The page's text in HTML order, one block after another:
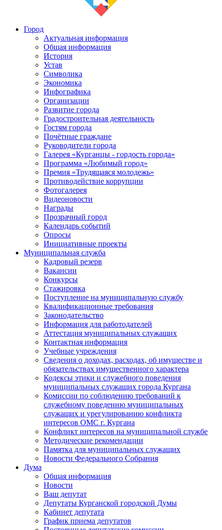
Город
Актуальная информация
Общая информация
История
Устав
Символика
Экономика
Инфографика
Организации
Развитие города
Градостроительная деятельность
Гостям города
Почётные граждане
Руководители города
Галерея «Курганцы - гордость города»
Программа «Любимый город»
Премия «Трудящаяся молодежь»
Противодействие коррупции
Фотогалерея
Видеоновости
Награды
Прозрачный город
Календарь событий
Опросы
Инициативные проекты
Муниципальная служба
Кадровый резерв
Вакансии
Конкурсы
Стажировка
Поступление на муниципальную службу
Квалификационные требования
Законодательство
Информация для работодателей
Аттестация муниципальных служащих
Контактная информация
Учебные учреждения
Сведения о доходах, расходах, об имуществе и
обязательствах имущественного характера
Кодексы этики и служебного поведения
муниципальных служащих города Кургана
Комиссии по соблюдению требований к
служебному поведению муниципальных
служащих и урегулированию конфликта
интересов ОМС г. Кургана
Конфликт интересов на муниципальной службе
Методические рекомендации
Памятка для муниципальных служащих
Новости Федерального Cобрания
Дума
Общая информация
Новости
Ваш депутат
Депутаты Курганской городской Думы
Кабинет депутата
График приема депутатов